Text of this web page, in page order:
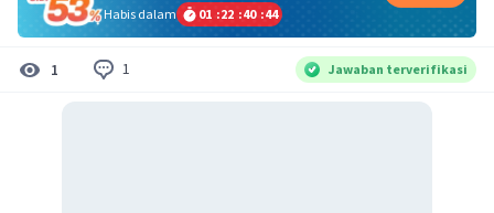
Habis dalam
01 :22 :40 :43
1 1 Jawaban terverifikasi